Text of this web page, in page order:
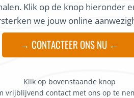
Klik op de knop hieronder
we jouw online
→ CONTACTEER ONS NU ←
Klik op bovenstaande knop
vrijblijvend contact met ons op te